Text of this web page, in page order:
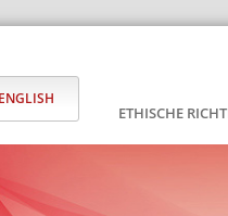
ENGLISH
ETHISCHE